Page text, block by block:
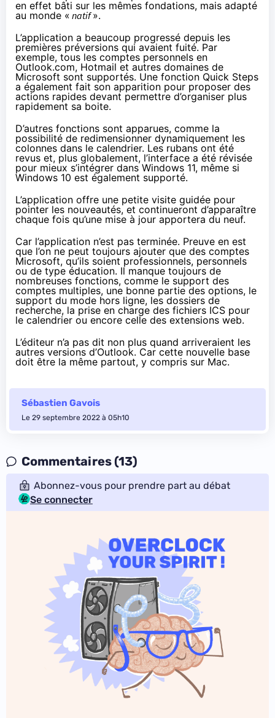
en effet bâti sur les mêmes fondations, mais adapté
au monde « natif».
L’application a beaucoup progressé depuis les
premières préversions qui avaient fuité. Par
exemple, tous les comptes personnels en
Outlook.com, Hotmail et autres domaines de
Microsoft sont supportés. Une fonction Quick Steps
a également fait son apparition pour proposer des
actions rapides devant permettre d’organiser plus
rapidement sa boite.
D’autres fonctions sont apparues, comme la
possibilité de redimensionner dynamiquement les
colonnes dans le calendrier. Les rubans ont été
revus et, plus globalement, l’interface a été révisée
pour mieux s’intégrer dans Windows 11, même si
Windows 10 est également supporté.
L’application offre une petite visite guidée pour
pointer les nouveautés, et continueront d’apparaître
chaque fois qu’une mise à jour apportera du neuf.
Car l’application n’est pas terminée. Preuve en est
que l’on ne peut toujours ajouter que des comptes
Microsoft, qu’ils soient professionnels, personnels
ou de type éducation. Il manque toujours de
nombreuses fonctions, comme le support des
comptes multiples, une bonne partie des options, le
support du mode hors ligne, les dossiers de
recherche, la prise en charge des fichiers ICS pour
le calendrier ou encore celle des extensions web.
L’éditeur n’a pas dit non plus quand arriveraient les
autres versions d’Outlook. Car cette nouvelle base
doit être la même partout, y compris sur Mac.
Sébastien Gavois
Le 29 septembre 2022 à 05h10
Commentaires (13)
Abonnez-vous pour prendre part au débat
Se connecter